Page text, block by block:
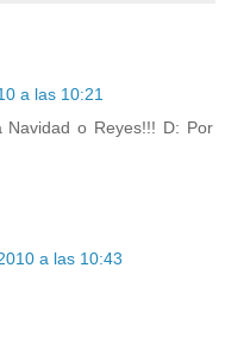
a las 10:21
o Reyes!!! D: Por
a las 10:43